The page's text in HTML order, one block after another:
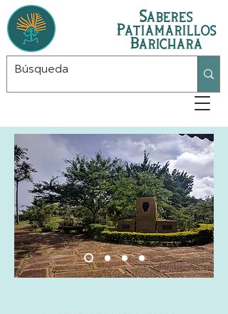
Saberes
Patiamarillos
Barichara